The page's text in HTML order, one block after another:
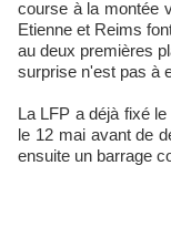
course à la montée
Etienne et Reims
au deux premières
surprise n'est pas à
La LFP a déjà fixé
le 12 mai avant de
ensuite un barrage